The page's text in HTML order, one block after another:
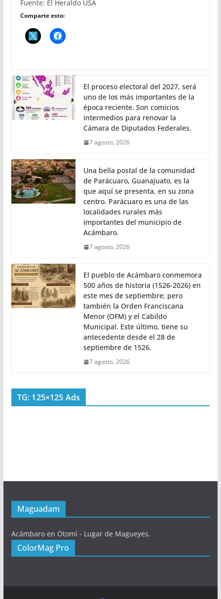
Fuente: El Heraldo USA
Comparte esto:
El proceso electoral del 2027, será
uno de los más importantes de la
época reciente. Son comicios
intermedios para renovar la
Cámara de Diputados Federales.
7 agosto, 2026
Una bella postal de la comunidad
de Parácuaro, Guanajuato, es la
que aquí se presenta, en su zona
centro. Parácuaro es una de las
localidades rurales más
importantes del municipio de
Acámbaro.
7 agosto, 2026
El pueblo de Acámbaro conmemora
500 años de historia (1526-2026) en
este mes de septiembre; pero
también la Orden Franciscana
Menor (OFM) y el Cabildo
Municipal. Este último, tiene su
antecedente desde el 28 de
septiembre de 1526.
7 agosto, 2026
TG: 125×125 Ads
Maguadam
Acámbaro en Otomí - Lugar de Magueyes.
ColorMag Pro